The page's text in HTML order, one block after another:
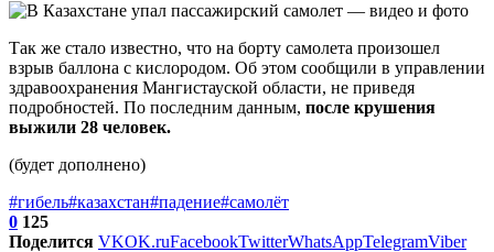
Так же стало известно, что на борту самолета произошел
взрыв баллона с кислородом. Об этом сообщили в управлении
здравоохранения Мангистауской области, не приведя
подробностей. По последним данным, после крушения
выжили 28 человек.
(будет дополнено)
#гибель#казахстан#падение#самолёт
0 125
Поделится VKOK.ruFacebookTwitterWhatsAppTelegramViber